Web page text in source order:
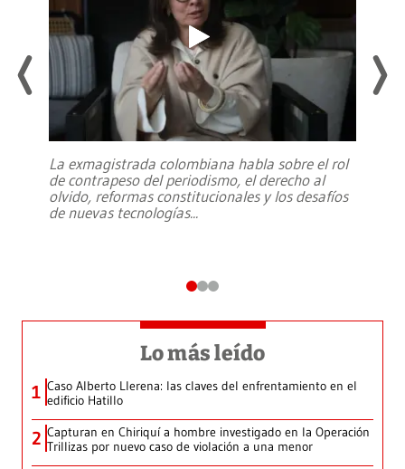
La exmagistrada colombiana habla sobre el rol
de contrapeso del periodismo, el derecho al
olvido, reformas constitucionales y los desafíos
de nuevas tecnologías...
Lo más leído
1 Caso Alberto Llerena: las claves del enfrentamiento en el
edificio Hatillo
2 Capturan en Chiriquí a hombre investigado en la Operación
Trillizas por nuevo caso de violación a una menor